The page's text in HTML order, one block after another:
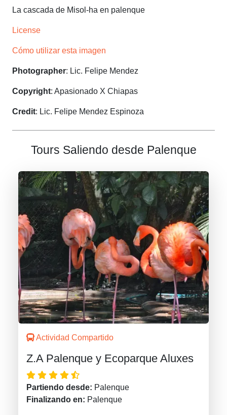
La cascada de Misol-ha en palenque
License
Cómo utilizar esta imagen
Photographer: Lic. Felipe Mendez
Copyright: Apasionado X Chiapas
Credit: Lic. Felipe Mendez Espinoza
Tours Saliendo desde Palenque
Actividad Compartido
Z.A Palenque y Ecoparque Aluxes
Partiendo desde: Palenque
Finalizando en: Palenque